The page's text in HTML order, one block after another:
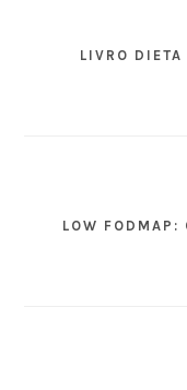
LIVRO
LOW FODMAP: